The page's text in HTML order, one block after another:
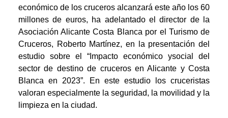
económico de los cruceros alcanzará este año los 60
millones de euros, ha adelantado el director de la
Asociación Alicante Costa Blanca por el Turismo de
Cruceros, Roberto Martínez, en la presentación del
estudio sobre el “Impacto económico ysocial del
sector de destino de cruceros en Alicante y Costa
Blanca en 2023”. En este estudio los cruceristas
valoran especialmente la seguridad, la movilidad y la
limpieza en la ciudad.